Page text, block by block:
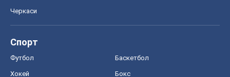
Черкаси
Спорт
Футбол Баскетбол
Хокей Бокс